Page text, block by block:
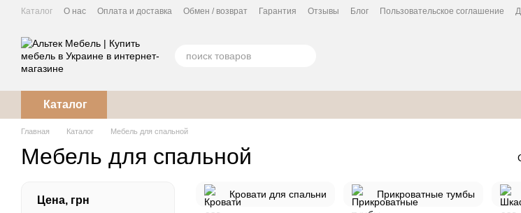
Перейти к основному контенту
Каталог О нас Оплата и доставка Обмен / возврат Гарантия Отзывы Блог Пользовательское соглашение
Каталог
Главная Каталог Мебель для спальной
Мебель для спальной
Кровати для спальни Прикроватные тумбы
Цена, грн